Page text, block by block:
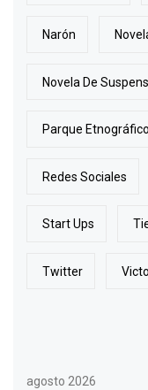
Narón
Novela De
Parque
Redes Sociales
Start Ups
Twitter
agosto 2026